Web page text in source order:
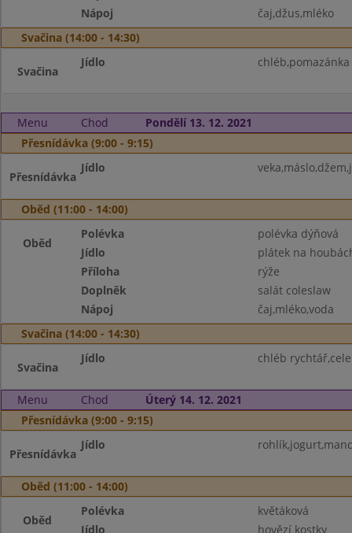
Nápoj
čaj,džus,mléko
Svačina (14:00 - 14:30)
Svačina
Jídlo
Menu Chod
Pondělí 13. 12. 2021
Přesnídávka (9:00 - 9:15)
Přesnídávka
Jídlo
Oběd (11:00 - 14:00)
Oběd
Polévka
polévka dýňová
Jídlo
plátek na
Příloha
rýže
Doplněk
salát coleslaw
Nápoj
čaj,mléko,voda
Svačina (14:00 - 14:30)
Svačina
Jídlo chléb
Menu Chod
Úterý 14. 12. 2021
Přesnídávka (9:00 - 9:15)
Přesnídávka
Jídlo
Oběd (11:00 - 14:00)
Oběd
Polévka
květáková
Jídlo
hovězí kostky